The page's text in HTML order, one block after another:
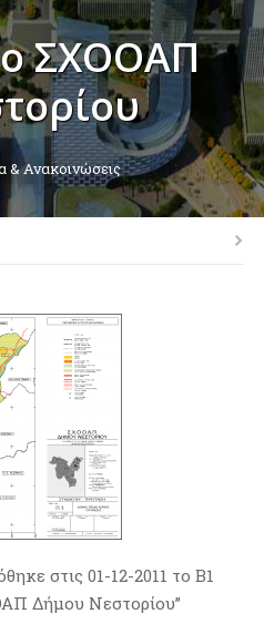
ΣΧΟΟΑΠ
& Ανακοινώσεις
στις 01-12-2011 το Β1
Δήμου Νεστορίου”